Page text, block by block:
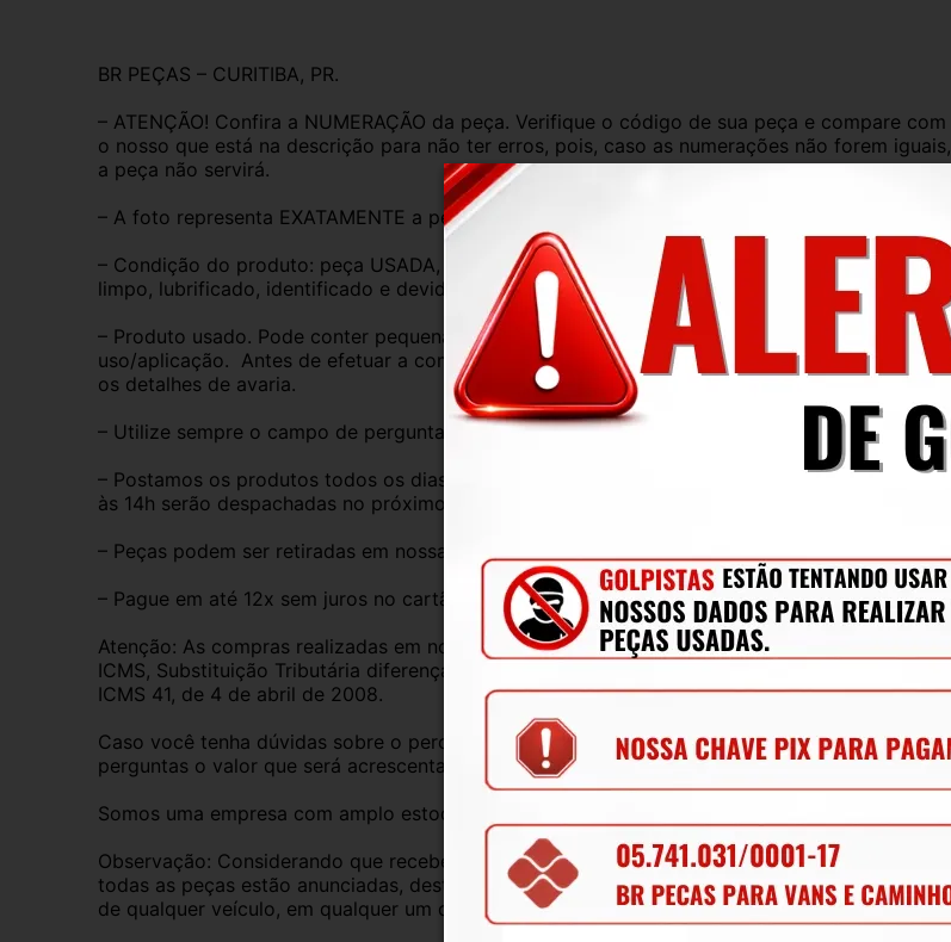
BR PEÇAS – CURITIBA, PR.
– ATENÇÃO! Confira a NUMERAÇÃO da peça. Verifique o código de sua peça e compare com
o nosso que está na descrição para não ter erros, pois, caso as numerações não forem iguais,
a peça não servirá.
– A foto representa EXATAMENTE a peça anunciada.
– Condição do produto: peça USADA, ORIGINAL, exatamente conforme a foto. O produto está
limpo, lubrificado, identificado e devidamente protegido e embalado.
– Produto usado. Pode conter pequenas marcas de uso, mas que não interferem no
uso/aplicação.  Antes de efetuar a compra, analise todas as fotos, pois nelas aparecem todos
os detalhes de avaria.
– Utilize sempre o campo de perguntas para tirar todas as dúvidas possíveis.
– Postamos os produtos todos os dias de segunda a sexta-feira até às 13:30h. Compras após
às 14h serão despachadas no próximo dia útil.
– Peças podem ser retiradas em nossa loja física Curitiba ou despachadas para todo Brasil.
– Pague em até 12x sem juros no cartão de crédito.
Atenção: As compras realizadas em nome de Pessoa Jurídica estão sujeitas à cobrança de
ICMS, Substituição Tributária diferença de ICMS de estado pra estado conforme Protocolo
ICMS 41, de 4 de abril de 2008.
Caso você tenha dúvidas sobre o percentual a ser aplicado, nos consulte através do campo
perguntas o valor que será acrescentado.
Somos uma empresa com amplo estoque de peças mecânica, lataria, acessórios, entre outros.
Observação: Considerando que recebemos veículos para retirada de peças diariamente, nem
todas as peças estão anunciadas, desta forma, fique à vontade para solicitar qualquer peça,
de qualquer veículo, em qualquer um de nossos anúncios.